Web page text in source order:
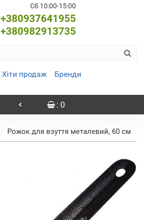
Сб 10:00-15:00
+380937641955
+380982913735
Хіти продаж
Бренди
: 0
Рожок для взуття металевий, 60 см